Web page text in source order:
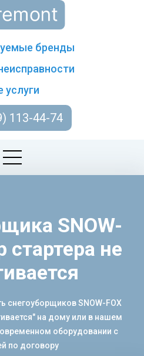
бренды
услуги
113-44-74
SNOW-
стартера не
снегоуборщиков SNOW-FOX
на дому или в нашем
оборудовании с
по договору